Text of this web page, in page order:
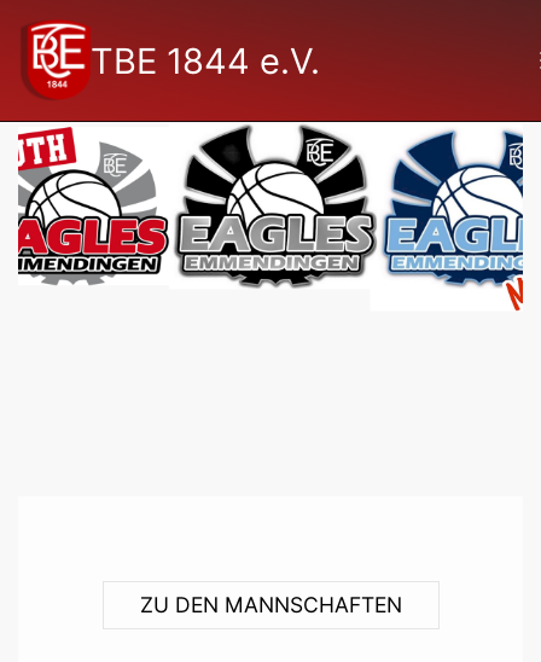
TBE 1844 e.V.
ZU DEN MANNSCHAFTEN